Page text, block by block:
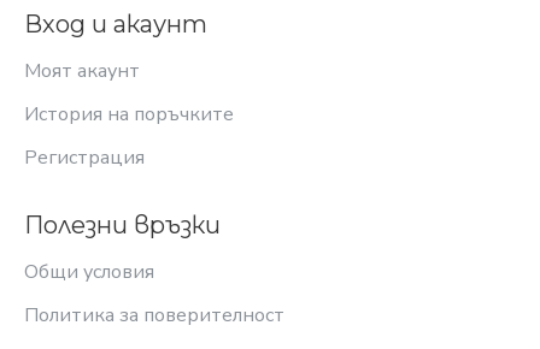
Вход и акаунт
Моят акаунт
История на поръчките
Регистрация
Полезни връзки
Общи условия
Политика за поверителност